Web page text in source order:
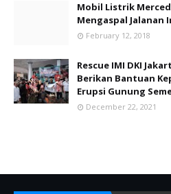
Mobil Listrik
Mengaspal Jalanan
February 12, 2018
Rescue IMI DKI
Berikan Bantuan
Erupsi Gunung
December 22, 2021